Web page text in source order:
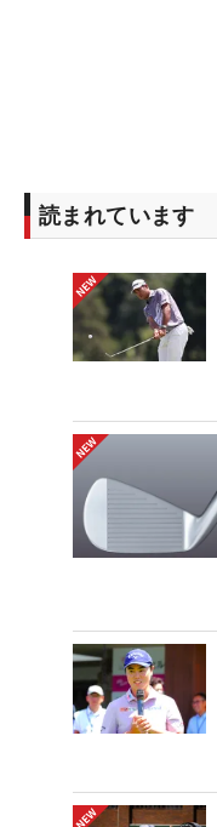
読まれています